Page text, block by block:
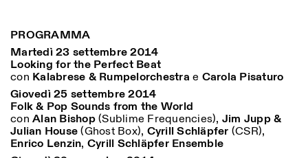
Saturday: 14:00-18:00
Sunday closed
PROGRAMMA
Martedì 23 settembre 2014
Looking for the Perfect Beat
con Kalabrese & Rumpelorchestra e Carola Pisaturo
Giovedì 25 settembre2014
Folk & Pop Sounds from the World
con Alan Bishop(Sublime Frequencies), Jim Jupp &
Julian House(Ghost Box), Cyrill Schläpfer (CSR),
Enrico Lenzin, Cyrill Schläpfer Ensemble